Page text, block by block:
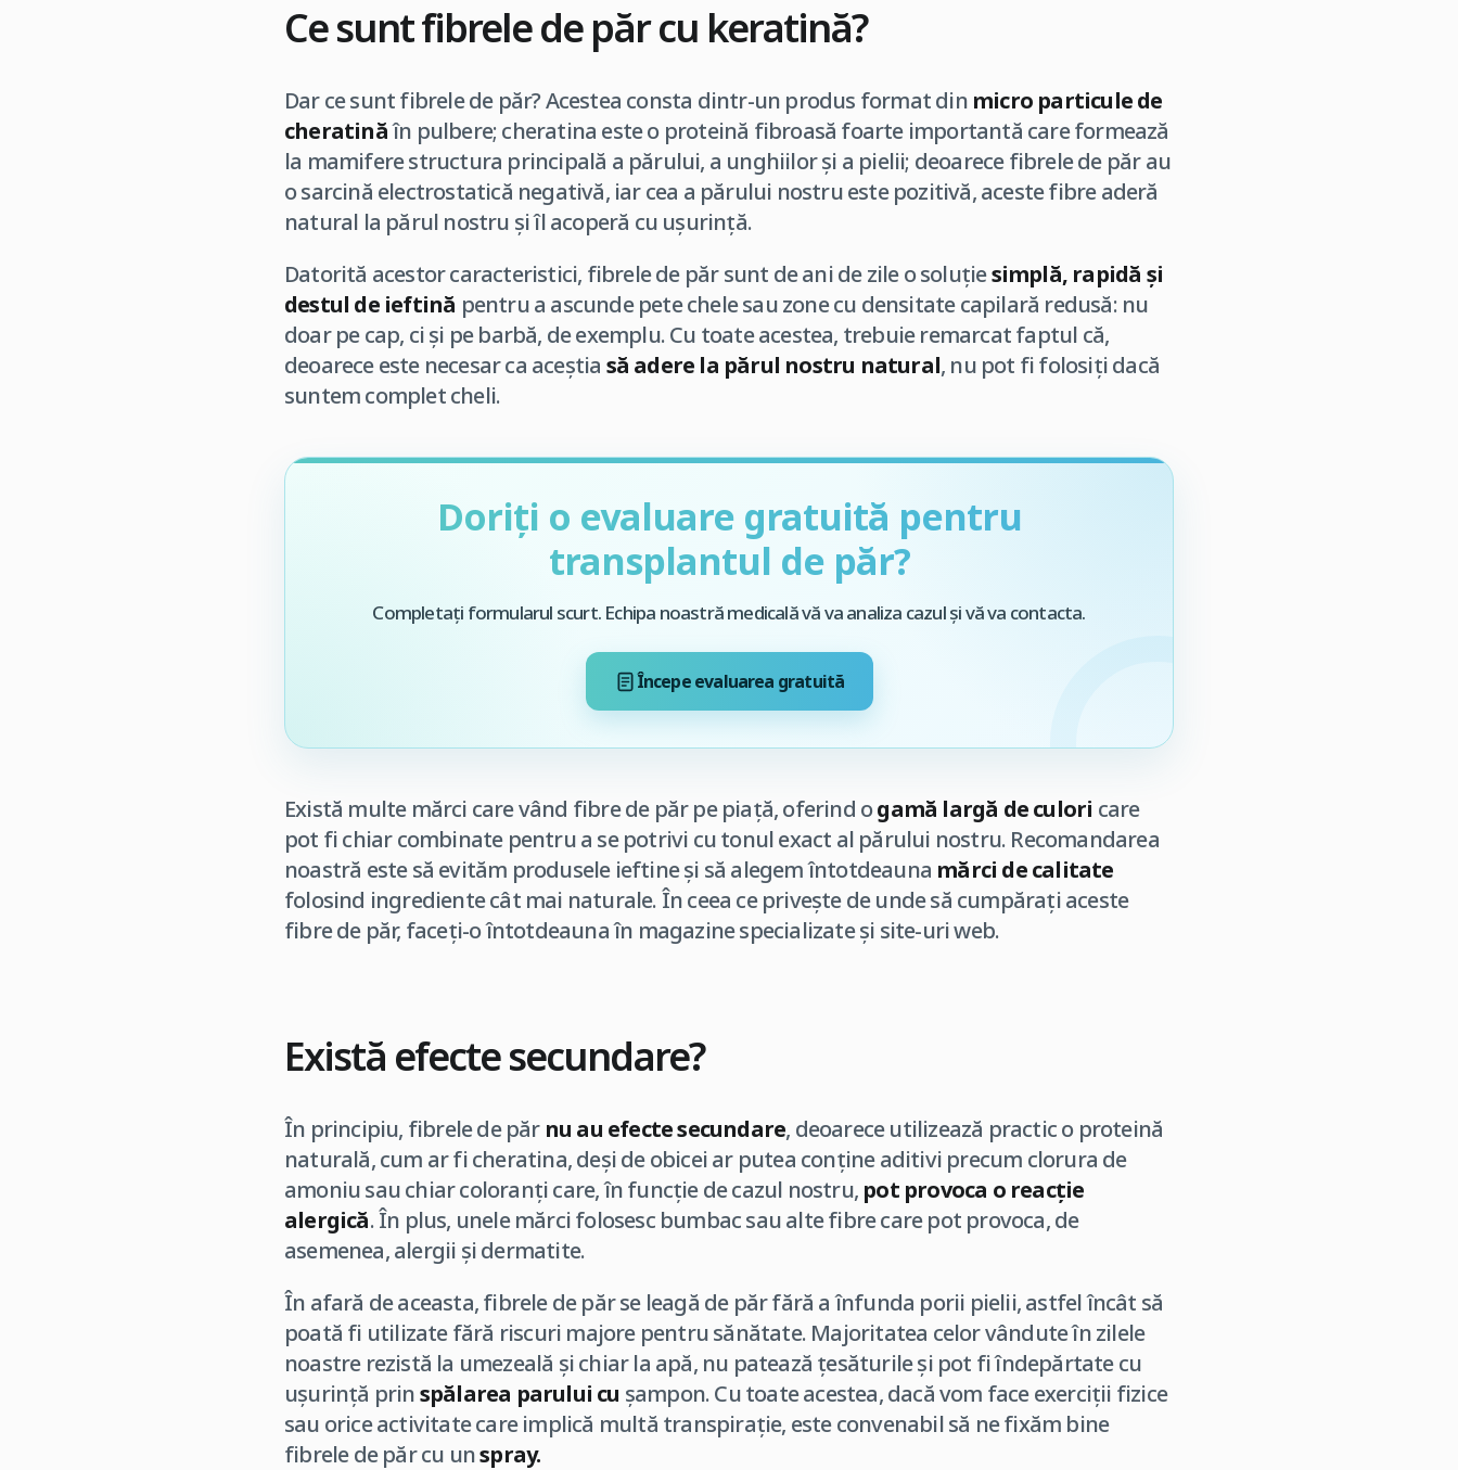
Ce sunt fibrele de păr cu keratină?
Dar ce sunt fibrele de păr? Acestea consta dintr-un produs format din micro particule de
cheratinăîn pulbere; cheratina este o proteină fibroasă foarte importantă care formează
la mamifere structura principală a părului, a unghiilor și a pielii; deoarece fibrele de păr au
o sarcină electrostatică negativă, iar cea a părului nostru este pozitivă, aceste fibre aderă
natural la părul nostru și îl acoperă cu ușurință.
Datorită acestor caracteristici, fibrele de păr sunt de ani de zile o soluțiesimplă, rapidă și
destul de ieftină pentru a ascunde pete chele sau zone cu densitate capilară redusă: nu
doar pe cap, ci și pe barbă, de exemplu. Cu toate acestea, trebuie remarcat faptul că,
deoarece este necesar ca aceștia să adere la părul nostru natural, nu pot fi folosiți dacă
suntem complet cheli.
Doriți o evaluare gratuită pentru
transplantul de păr?
Completați formularul scurt. Echipa noastră medicală vă va analiza cazul și vă va contacta.
Începe evaluarea gratuită
Există multe mărci care vând fibre de păr pe piață, oferind ogamă largă de culori care
pot fi chiar combinate pentru a se potrivi cu tonul exact al părului nostru. Recomandarea
noastră este să evităm produsele ieftine și să alegem întotdeauna mărci de calitate
folosind ingrediente cât mai naturale. În ceea ce privește de unde să cumpărați aceste
fibre de păr, faceți-o întotdeauna în magazine specializate și site-uri web.
Există efecte secundare?
În principiu, fibrele de păr nu au efecte secundare, deoarece utilizează practic o proteină
naturală, cum ar fi cheratina, deși de obicei ar putea conține aditivi precum clorura de
amoniu sau chiar coloranți care, în funcție de cazul nostru, pot provoca o reacție
alergică. În plus, unele mărci folosesc bumbac sau alte fibre care pot provoca, de
asemenea, alergii și dermatite.
În afară de aceasta, fibrele de păr se leagă de păr fără a înfunda porii pielii, astfel încât să
poată fi utilizate fără riscuri majore pentru sănătate. Majoritatea celor vândute în zilele
noastre rezistă la umezeală și chiar la apă, nu patează țesăturile și pot fi îndepărtate cu
ușurință prinspălarea parului cu șampon. Cu toate acestea, dacă vom face exerciții fizice
sau orice activitate care implică multă transpirație, este convenabil să ne fixăm bine
fibrele de păr cu unspray.